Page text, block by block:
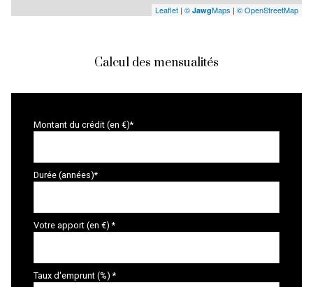
Leaflet | © JawgMaps | © OpenStreetMap
Calcul des mensualités
Montant du crédit (en €)*
Durée (années)*
Votre apport (en €) *
Taux d'emprunt (%) *